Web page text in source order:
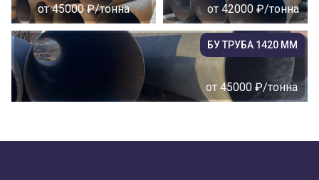
от 45000 ₽/тонна от 42000 ₽/тонна
БУ ТРУБА 1420 ММ
от 45000 ₽/тонна